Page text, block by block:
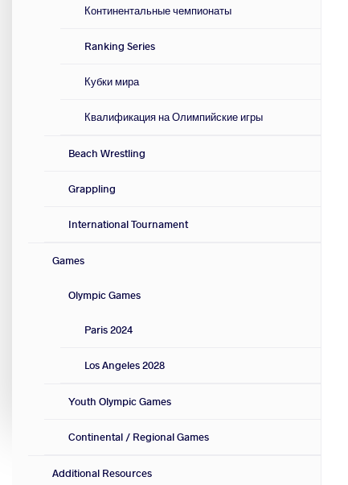
Континентальные чемпионаты
Ranking Series
Кубки мира
Квалификация на Олимпийские игры
Beach Wrestling
Grappling
International Tournament
Games
Olympic Games
Paris 2024
Los Angeles 2028
Youth Olympic Games
Continental / Regional Games
Additional Resources